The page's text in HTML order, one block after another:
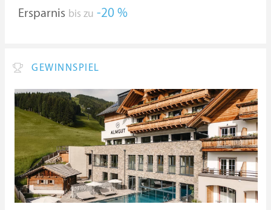
Ersparnis bis zu -20 %
GEWINNSPIEL